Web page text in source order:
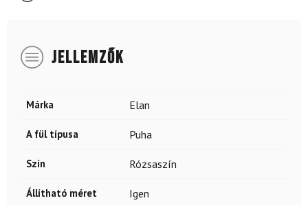
JELLEMZŐK
Márka Elan
A fül típusa Puha
Szín Rózsaszín
Állítható méret Igen